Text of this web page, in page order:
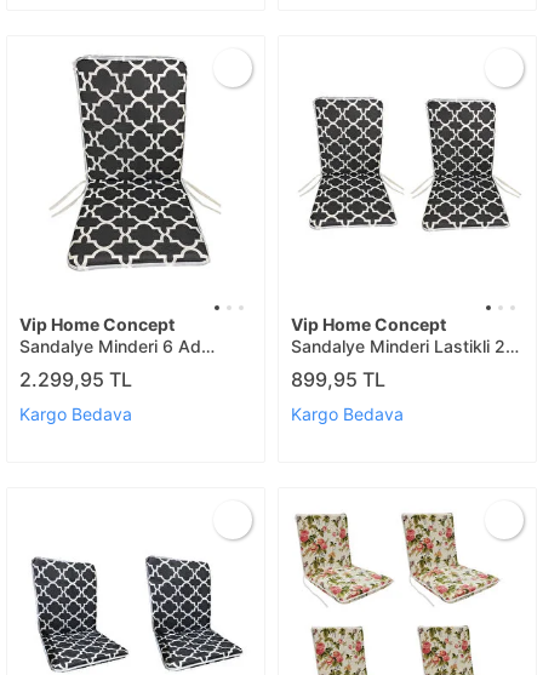
Vip Home Concept
Sandalye Minderi 6 Ad
Büyük Karaçati
2.299,95 TL
Kargo Bedava
Vip Home Concept
Sandalye Minderi Lastikli 2
Ad(karaçati)
899,95 TL
Kargo Bedava